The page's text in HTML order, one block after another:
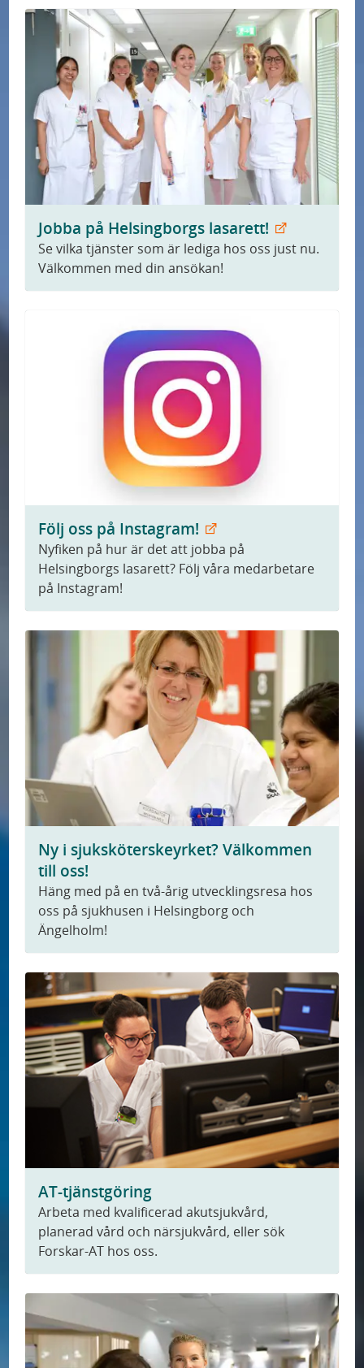
Jobba på Helsingborgs lasarett!
Se vilka tjänster som är lediga hos oss just nu.
Välkommen med din ansökan!
Följ oss på Instagram!
Nyfiken på hur är det att jobba på
Helsingborgs lasarett? Följ våra medarbetare
på Instagram!
Ny i sjuksköterskeyrket? Välkommen
till oss!
Häng med på en två-årig utvecklingsresa hos
oss på sjukhusen i Helsingborg och
Ängelholm!
AT-tjänstgöring
Arbeta med kvalificerad akutsjukvård,
planerad vård och närsjukvård, eller sök
Forskar-AT hos oss.